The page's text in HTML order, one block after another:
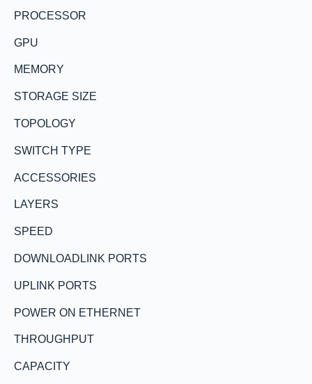
PROCESSOR
GPU
MEMORY
STORAGE SIZE
TOPOLOGY
SWITCH TYPE
ACCESSORIES
LAYERS
SPEED
DOWNLOADLINK PORTS
UPLINK PORTS
POWER ON ETHERNET
THROUGHPUT
CAPACITY